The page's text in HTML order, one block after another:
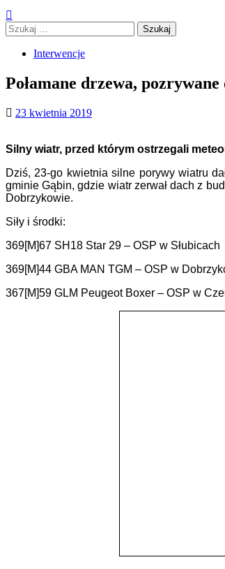
Szukaj:
Interwencje
Połamane drzewa, pozrywane
23 kwietnia 2019
Silny wiatr, przed którym ostrzegali
Dziś, 23-go kwietnia silne porywy wiatru
gminie Gąbin, gdzie wiatr zerwał dach z
Dobrzykowie.
Siły i środki:
369[M]67 SH18 Star 29 – OSP w Słubicach
369[M]44 GBA MAN TGM – OSP w
367[M]59 GLM Peugeot Boxer – OSP w